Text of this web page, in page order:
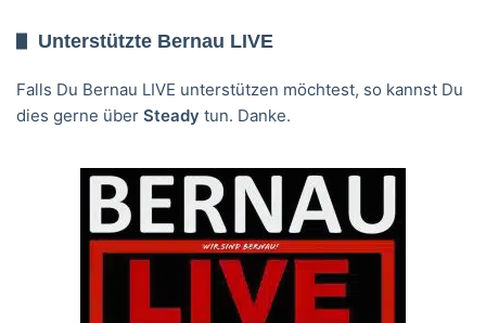
Unterstützte Bernau LIVE
Falls Du Bernau LIVE unterstützen möchtest, so kannst Du
dies gerne über Steady tun. Danke.